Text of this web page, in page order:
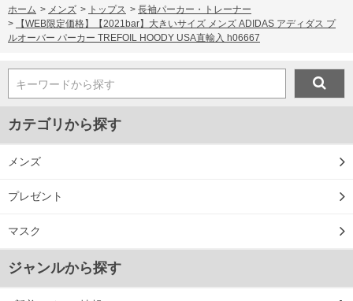
ホーム > メンズ > トップス > 長袖パーカー・トレーナー
>
【WEB限定価格】【2021bar】大きいサイズ メンズ ADIDAS アディダス プ
ルオーバー パーカー TREFOIL HOODY USA直輸入 h06667
キーワードから探す
カテゴリから探す
メンズ
プレゼント
マスク
ジャンルから探す